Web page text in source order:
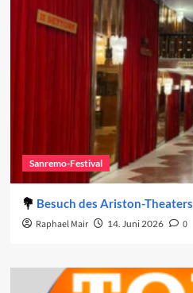
Sanremo-Festival
Besuch des Ariston-Theaters
Raphael Mair 14. Juni 2026 0